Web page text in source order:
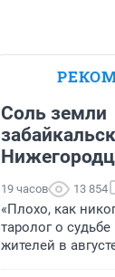
Соль земли
19 часов 13 854
«Плохо, как
таролог о судьбе
жителей в